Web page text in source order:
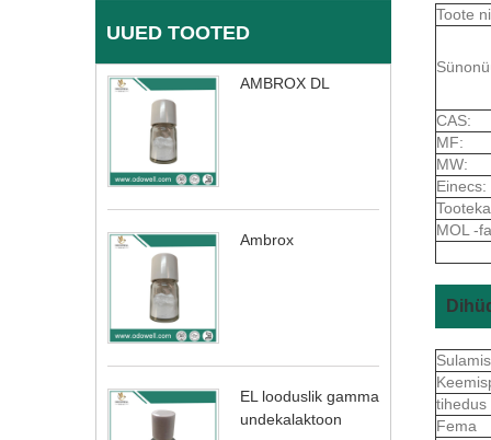
UUED TOOTED
AMBROX DL
Ambrox
EL looduslik gamma
undekalaktoon
Toote
CAS:
MF:
MW:
Einecs:
MOL -
tihedus
Fema